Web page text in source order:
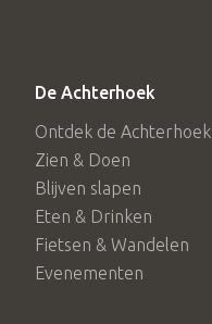
De Achterhoek
Ontdek de Achterhoek
Zien & Doen
Blijven slapen
Eten & Drinken
Fietsen & Wandelen
Evenementen